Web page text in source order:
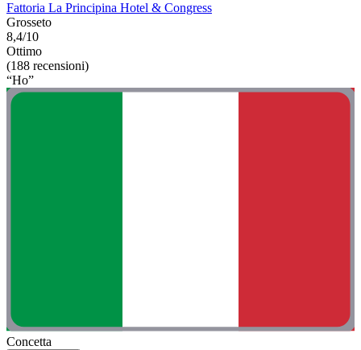
Fattoria La Principina Hotel & Congress
Grosseto
8,4/10
Ottimo
(188 recensioni)
“Ho”
Concetta